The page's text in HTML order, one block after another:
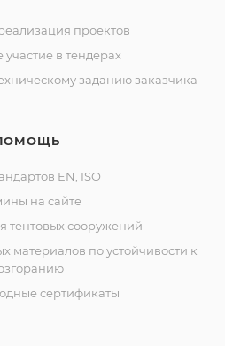
проектов
участие в тендерах
заданию заказчика
EN, ISO
на сайте
тентовых сооружений
материалов по устойчивости к
сертификаты